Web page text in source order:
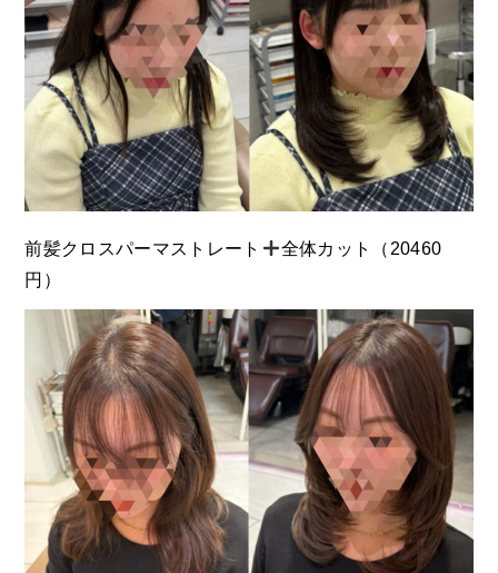
前髪クロスパーマストレート
全体カット（20460
円）